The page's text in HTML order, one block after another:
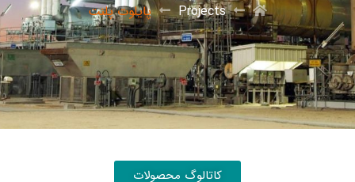
Projects پایلوت پلنت
کاتالوگ محصولات